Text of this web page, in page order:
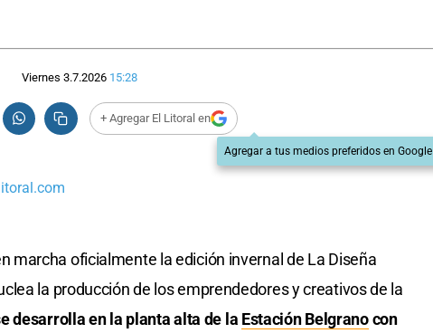
Viernes 3.7.2026 15:28
+ Agregar El Litoral en
Agregar a tus medios preferidos en Google
marcha oficialmente la edición invernal de La Diseña
la producción de los emprendedores y creativos de la
desarrolla en la planta alta de la Estación Belgranocon